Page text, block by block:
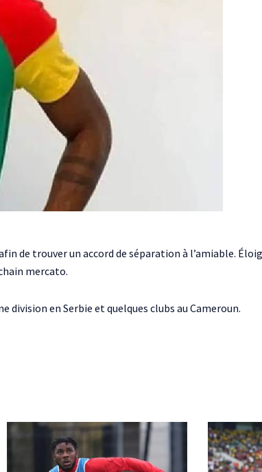
de trouver un accord de séparation à l’amiable.
mercato.
division en Serbie et quelques clubs au Cameroun.